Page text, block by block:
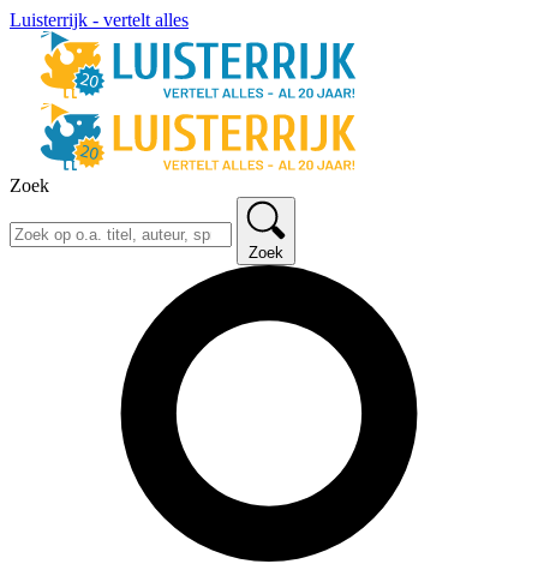
Luisterrijk - vertelt alles
Zoek
Zoek